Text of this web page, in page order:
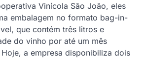
Vinícola São João, eles
embalagem no formato bag-in-
que contém três litros e
do vinho por até um mês
a empresa disponibiliza dois